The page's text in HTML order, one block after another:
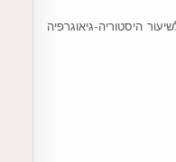
היסטוריה-גיאוגרפיה